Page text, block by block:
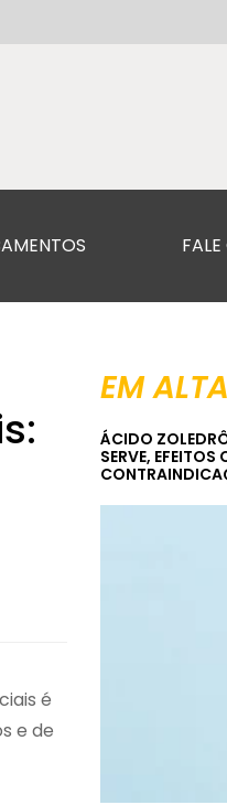
é
e de
EM ALTA
ÁCIDO
SERVE, EFEITOS